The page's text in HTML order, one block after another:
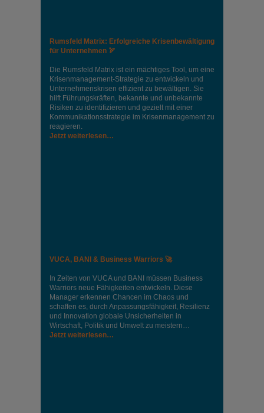
Rumsfeld Matrix: Erfolgreiche Krisenbewältigung
für Unternehmen 🏹
Die Rumsfeld Matrix ist ein mächtiges Tool, um eine
Krisenmanagement-Strategie zu entwickeln und
Unternehmenskrisen effizient zu bewältigen. Sie
hilft Führungskräften, bekannte und unbekannte
Risiken zu identifizieren und gezielt mit einer
Kommunikationsstrategie im Krisenmanagement zu
reagieren.
Jetzt weiterlesen…
VUCA, BANI & Business Warriors 🚀
In Zeiten von VUCA und BANI müssen Business
Warriors neue Fähigkeiten entwickeln. Diese
Manager erkennen Chancen im Chaos und
schaffen es, durch Anpassungsfähigkeit, Resilienz
und Innovation globale Unsicherheiten in
Wirtschaft, Politik und Umwelt zu meistern…
Jetzt weiterlesen…